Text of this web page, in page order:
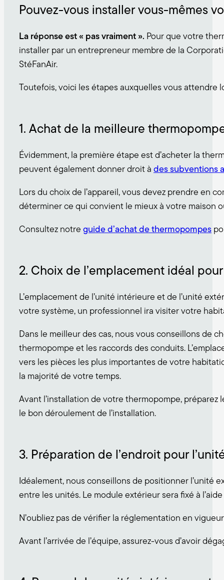
Pouvez-vous installer vous-mêmes
La réponse est « pas vraiment ». Pour que votre
installer par un entrepreneur membre de la
StéFanAir.
Toutefois, voici les étapes auxquelles vous attendre
1. Achat de la meilleure
Évidemment, la première étape est d’acheter la
peuvent également donner droit à des subventions
Lors du choix de l’appareil, vous devez prendre en
déterminer ce qui convient le mieux à votre maison
Consultez notre guide d’achat de thermopompes
2. Choix de l’emplacement idéal
L’emplacement de l’unité intérieure et de l’unité
votre système, un professionnel ira visiter votre
Dans le meilleur des cas, nous vous conseillons de
thermopompe et les raccords des conduits.
vers les pièces les plus importantes de votre
la majorité de votre temps.
Avant l’installation de votre thermopompe,
le bon déroulement de l’installation.
3. Préparation de l’endroit pour
Idéalement, nous conseillons de positionner l’unité
entre les unités. Le module extérieur sera fixé à
N’oubliez pas de vérifier la réglementation en
Avant l’arrivée de l’équipe, assurez-vous d’avoir